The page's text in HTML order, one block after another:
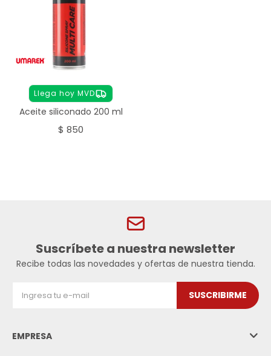
Llega hoy MVD
Aceite siliconado 200 ml
$ 850
Suscríbete a nuestra newsletter
Recibe todas las novedades y ofertas de nuestra tienda.
SUSCRIBIRME
EMPRESA